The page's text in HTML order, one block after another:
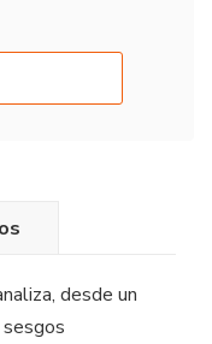
desde un